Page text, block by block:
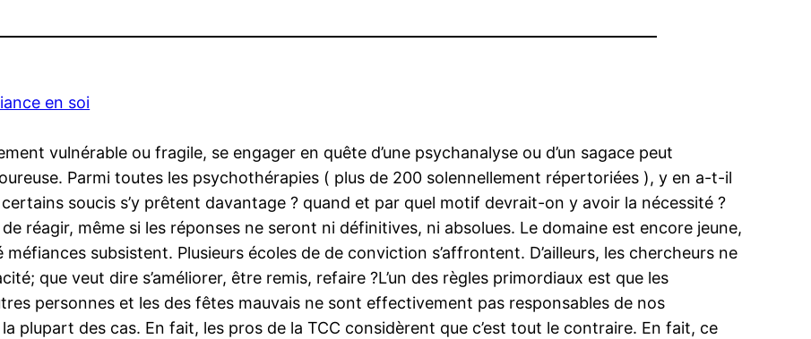
en soi
vulnérable ou fragile, se engager en quête d’une psychanalyse ou d’un sagace peut
Parmi toutes les psychothérapies ( plus de 200 solennellement répertoriées ), y en a-t-il
soucis s’y prêtent davantage ? quand et par quel motif devrait-on y avoir la nécessité ?
réagir, même si les réponses ne seront ni définitives, ni absolues. Le domaine est encore jeune,
subsistent. Plusieurs écoles de de conviction s’affrontent. D’ailleurs, les chercheurs ne
que veut dire s’améliorer, être remis, refaire ?L’un des règles primordiaux est que les
personnes et les des fêtes mauvais ne sont effectivement pas responsables de nos
plupart des cas. En fait, les pros de la TCC considèrent que c’est tout le contraire. En fait, ce